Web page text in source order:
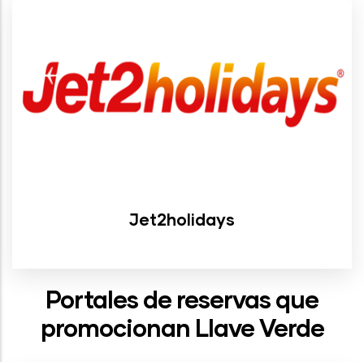
Jet2holidays
Portales de reservas que
promocionan Llave Verde